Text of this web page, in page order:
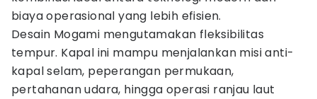
biaya operasional yang lebih efisien.
Desain Mogami mengutamakan fleksibilitas
tempur. Kapal ini mampu menjalankan misi anti-
kapal selam, peperangan permukaan,
pertahanan udara, hingga operasi ranjau laut